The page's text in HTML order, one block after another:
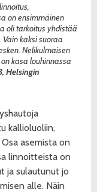
on ensimmäinen
oli tarkoitus yhdistää
Vain kaksi suoraa
Nelikulmaisen
kasa louhinnassa
Helsingin
kallioluoliin,
asemista on
linnoitteista on
ja sulautunut jo
alle. Näin